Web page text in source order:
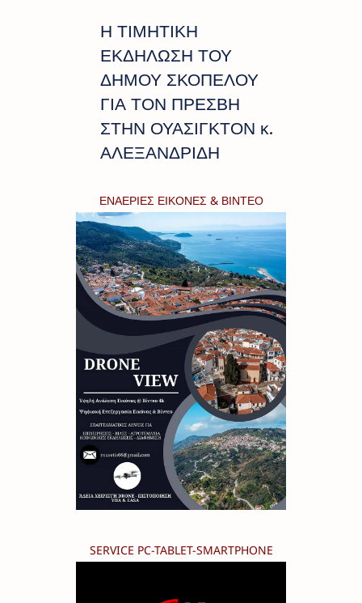
Η ΤΙΜΗΤΙΚΗ
ΕΚΔΗΛΩΣΗ ΤΟΥ
ΔΗΜΟΥ ΣΚΟΠΕΛΟΥ
ΓΙΑ ΤΟΝ ΠΡΕΣΒΗ
ΣΤΗΝ ΟΥΑΣΙΓΚΤΟΝ κ.
ΑΛΕΞΑΝΔΡΙΔΗ
ΕΝΑΕΡΙΕΣ ΕΙΚΟΝΕΣ & ΒΙΝΤΕΟ
SERVICE PC-TABLET-SMARTPHONE